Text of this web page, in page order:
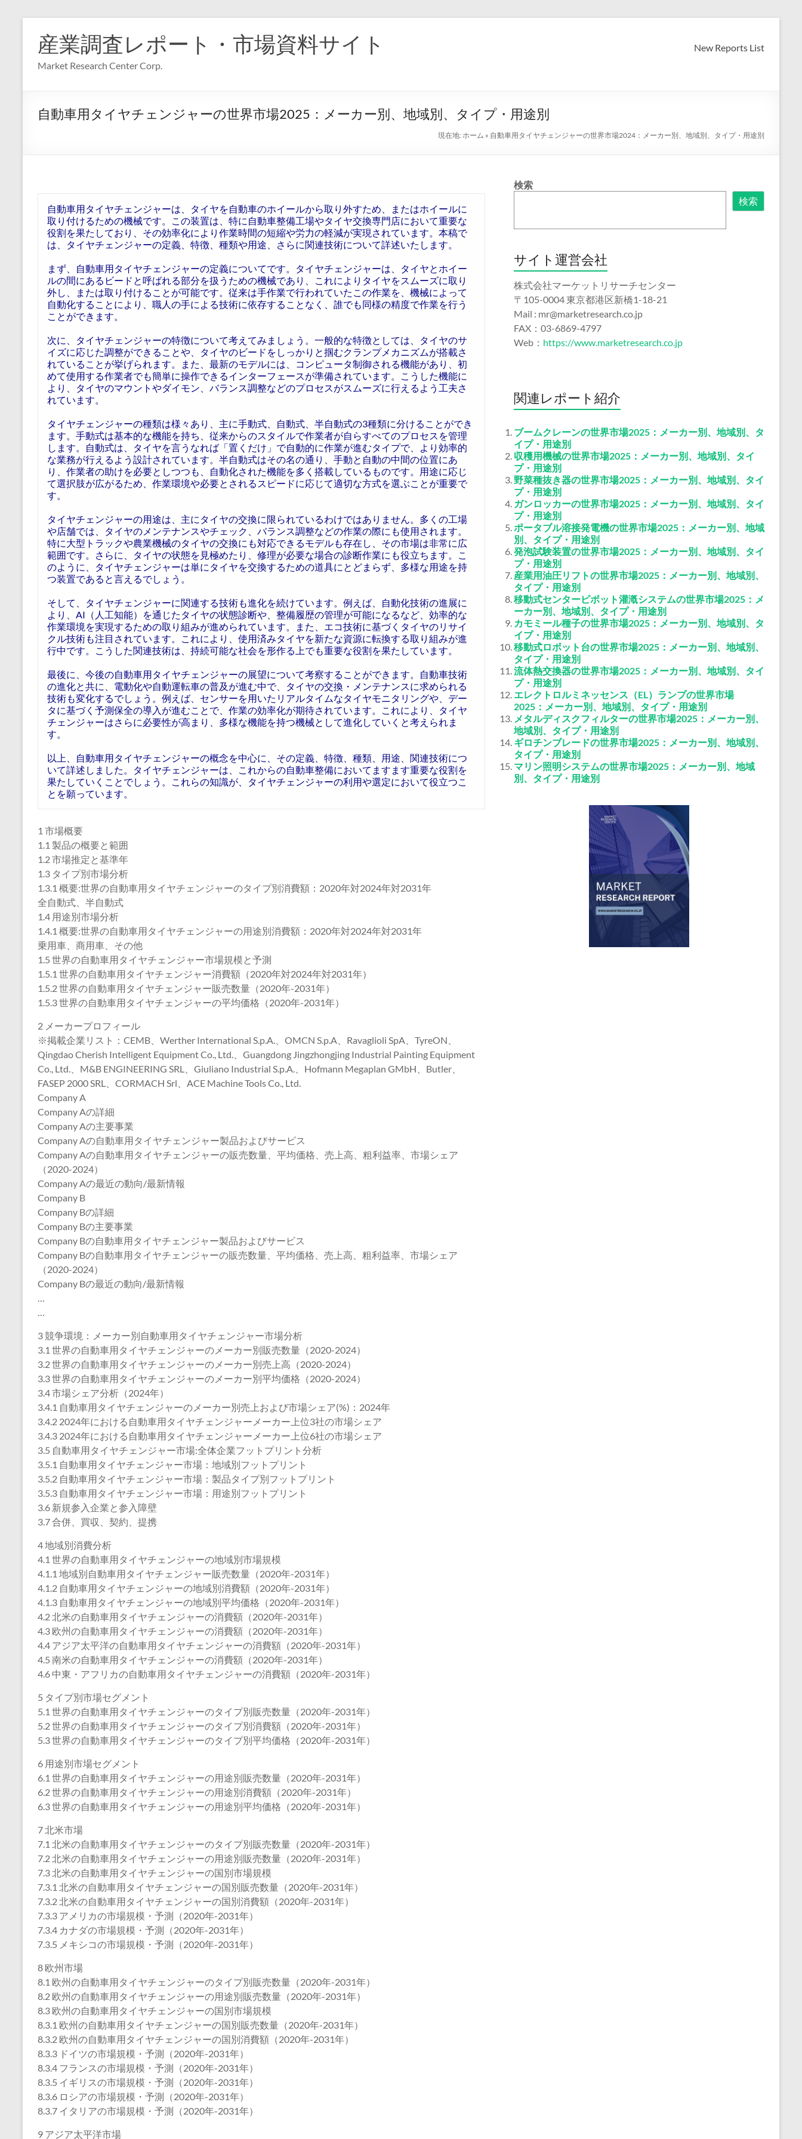
産業調査レポート・市場資料サイト
Market Research Center Corp.
New Reports List
自動車用タイヤチェンジャーの世界市場2025：メーカー別、地域別、タイプ・用途別
現在地: ホーム » 自動車用タイヤチェンジャーの世界市場2024：メーカー別、地域別、タイプ・用途別
自動車用タイヤチェンジャーは、タイヤを自動車のホイールから取り外すため、またはホイールに
取り付けるための機械です。この装置は、特に自動車整備工場やタイヤ交換専門店において重要な
役割を果たしており、その効率化により作業時間の短縮や労力の軽減が実現されています。本稿で
は、タイヤチェンジャーの定義、特徴、種類や用途、さらに関連技術について詳述いたします。
まず、自動車用タイヤチェンジャーの定義についてです。タイヤチェンジャーは、タイヤとホイー
ルの間にあるビードと呼ばれる部分を扱うための機械であり、これによりタイヤをスムーズに取り
外し、または取り付けることが可能です。従来は手作業で行われていたこの作業を、機械によって
自動化することにより、職人の手による技術に依存することなく、誰でも同様の精度で作業を行う
ことができます。
次に、タイヤチェンジャーの特徴について考えてみましょう。一般的な特徴としては、タイヤのサ
イズに応じた調整ができることや、タイヤのビードをしっかりと掴むクランプメカニズムが搭載さ
れていることが挙げられます。また、最新のモデルには、コンピュータ制御される機能があり、初
めて使用する作業者でも簡単に操作できるインターフェースが準備されています。こうした機能に
より、タイヤのマウントやダイモン、バランス調整などのプロセスがスムーズに行えるよう工夫さ
れています。
タイヤチェンジャーの種類は様々あり、主に手動式、自動式、半自動式の3種類に分けることができ
ます。手動式は基本的な機能を持ち、従来からのスタイルで作業者が自らすべてのプロセスを管理
します。自動式は、タイヤを言うなれば「置くだけ」で自動的に作業が進むタイプで、より効率的
な業務が行えるよう設計されています。半自動式はその名の通り、手動と自動の中間の位置にあ
り、作業者の助けを必要としつつも、自動化された機能を多く搭載しているものです。用途に応じ
て選択肢が広がるため、作業環境や必要とされるスピードに応じて適切な方式を選ぶことが重要で
す。
タイヤチェンジャーの用途は、主にタイヤの交換に限られているわけではありません。多くの工場
や店舗では、タイヤのメンテナンスやチェック、バランス調整などの作業の際にも使用されます。
特に大型トラックや農業機械のタイヤの交換にも対応できるモデルも存在し、その市場は非常に広
範囲です。さらに、タイヤの状態を見極めたり、修理が必要な場合の診断作業にも役立ちます。こ
のように、タイヤチェンジャーは単にタイヤを交換するための道具にとどまらず、多様な用途を持
つ装置であると言えるでしょう。
そして、タイヤチェンジャーに関連する技術も進化を続けています。例えば、自動化技術の進展に
より、AI（人工知能）を通じたタイヤの状態診断や、整備履歴の管理が可能になるなど、効率的な
作業環境を実現するための取り組みが進められています。また、エコ技術に基づくタイヤのリサイ
クル技術も注目されています。これにより、使用済みタイヤを新たな資源に転換する取り組みが進
行中です。こうした関連技術は、持続可能な社会を形作る上でも重要な役割を果たしています。
最後に、今後の自動車用タイヤチェンジャーの展望について考察することができます。自動車技術
の進化と共に、電動化や自動運転車の普及が進む中で、タイヤの交換・メンテナンスに求められる
技術も変化するでしょう。例えば、センサーを用いたリアルタイムなタイヤモニタリングや、デー
タに基づく予測保全の導入が進むことで、作業の効率化が期待されています。これにより、タイヤ
チェンジャーはさらに必要性が高まり、多様な機能を持つ機械として進化していくと考えられま
す。
以上、自動車用タイヤチェンジャーの概念を中心に、その定義、特徴、種類、用途、関連技術につ
いて詳述しました。タイヤチェンジャーは、これからの自動車整備においてますます重要な役割を
果たしていくことでしょう。これらの知識が、タイヤチェンジャーの利用や選定において役立つこ
とを願っています。
1 市場概要
1.1 製品の概要と範囲
1.2 市場推定と基準年
1.3 タイプ別市場分析
1.3.1 概要:世界の自動車用タイヤチェンジャーのタイプ別消費額：2020年対2024年対2031年
全自動式、半自動式
1.4 用途別市場分析
1.4.1 概要:世界の自動車用タイヤチェンジャーの用途別消費額：2020年対2024年対2031年
乗用車、商用車、その他
1.5 世界の自動車用タイヤチェンジャー市場規模と予測
1.5.1 世界の自動車用タイヤチェンジャー消費額（2020年対2024年対2031年）
1.5.2 世界の自動車用タイヤチェンジャー販売数量（2020年-2031年）
1.5.3 世界の自動車用タイヤチェンジャーの平均価格（2020年-2031年）
2 メーカープロフィール
※掲載企業リスト：CEMB、Werther International S.p.A.、OMCN S.p.A、Ravaglioli SpA、TyreON、
Qingdao Cherish Intelligent Equipment Co., Ltd.、Guangdong Jingzhongjing Industrial Painting Equipment
Co., Ltd.、M&B ENGINEERING SRL、Giuliano Industrial S.p.A.、Hofmann Megaplan GMbH、Butler、
FASEP 2000 SRL、CORMACH Srl、ACE Machine Tools Co., Ltd.
Company A
Company Aの詳細
Company Aの主要事業
Company Aの自動車用タイヤチェンジャー製品およびサービス
Company Aの自動車用タイヤチェンジャーの販売数量、平均価格、売上高、粗利益率、市場シェア
（2020-2024）
Company Aの最近の動向/最新情報
Company B
Company Bの詳細
Company Bの主要事業
Company Bの自動車用タイヤチェンジャー製品およびサービス
Company Bの自動車用タイヤチェンジャーの販売数量、平均価格、売上高、粗利益率、市場シェア
（2020-2024）
Company Bの最近の動向/最新情報
…
…
3 競争環境：メーカー別自動車用タイヤチェンジャー市場分析
3.1 世界の自動車用タイヤチェンジャーのメーカー別販売数量（2020-2024）
3.2 世界の自動車用タイヤチェンジャーのメーカー別売上高（2020-2024）
3.3 世界の自動車用タイヤチェンジャーのメーカー別平均価格（2020-2024）
3.4 市場シェア分析（2024年）
3.4.1 自動車用タイヤチェンジャーのメーカー別売上および市場シェア(%)：2024年
3.4.2 2024年における自動車用タイヤチェンジャーメーカー上位3社の市場シェア
3.4.3 2024年における自動車用タイヤチェンジャーメーカー上位6社の市場シェア
3.5 自動車用タイヤチェンジャー市場:全体企業フットプリント分析
3.5.1 自動車用タイヤチェンジャー市場：地域別フットプリント
3.5.2 自動車用タイヤチェンジャー市場：製品タイプ別フットプリント
3.5.3 自動車用タイヤチェンジャー市場：用途別フットプリント
3.6 新規参入企業と参入障壁
3.7 合併、買収、契約、提携
4 地域別消費分析
4.1 世界の自動車用タイヤチェンジャーの地域別市場規模
4.1.1 地域別自動車用タイヤチェンジャー販売数量（2020年-2031年）
4.1.2 自動車用タイヤチェンジャーの地域別消費額（2020年-2031年）
4.1.3 自動車用タイヤチェンジャーの地域別平均価格（2020年-2031年）
4.2 北米の自動車用タイヤチェンジャーの消費額（2020年-2031年）
4.3 欧州の自動車用タイヤチェンジャーの消費額（2020年-2031年）
4.4 アジア太平洋の自動車用タイヤチェンジャーの消費額（2020年-2031年）
4.5 南米の自動車用タイヤチェンジャーの消費額（2020年-2031年）
4.6 中東・アフリカの自動車用タイヤチェンジャーの消費額（2020年-2031年）
5 タイプ別市場セグメント
5.1 世界の自動車用タイヤチェンジャーのタイプ別販売数量（2020年-2031年）
5.2 世界の自動車用タイヤチェンジャーのタイプ別消費額（2020年-2031年）
5.3 世界の自動車用タイヤチェンジャーのタイプ別平均価格（2020年-2031年）
6 用途別市場セグメント
6.1 世界の自動車用タイヤチェンジャーの用途別販売数量（2020年-2031年）
6.2 世界の自動車用タイヤチェンジャーの用途別消費額（2020年-2031年）
6.3 世界の自動車用タイヤチェンジャーの用途別平均価格（2020年-2031年）
7 北米市場
7.1 北米の自動車用タイヤチェンジャーのタイプ別販売数量（2020年-2031年）
7.2 北米の自動車用タイヤチェンジャーの用途別販売数量（2020年-2031年）
7.3 北米の自動車用タイヤチェンジャーの国別市場規模
7.3.1 北米の自動車用タイヤチェンジャーの国別販売数量（2020年-2031年）
7.3.2 北米の自動車用タイヤチェンジャーの国別消費額（2020年-2031年）
7.3.3 アメリカの市場規模・予測（2020年-2031年）
7.3.4 カナダの市場規模・予測（2020年-2031年）
7.3.5 メキシコの市場規模・予測（2020年-2031年）
8 欧州市場
8.1 欧州の自動車用タイヤチェンジャーのタイプ別販売数量（2020年-2031年）
8.2 欧州の自動車用タイヤチェンジャーの用途別販売数量（2020年-2031年）
8.3 欧州の自動車用タイヤチェンジャーの国別市場規模
8.3.1 欧州の自動車用タイヤチェンジャーの国別販売数量（2020年-2031年）
8.3.2 欧州の自動車用タイヤチェンジャーの国別消費額（2020年-2031年）
8.3.3 ドイツの市場規模・予測（2020年-2031年）
8.3.4 フランスの市場規模・予測（2020年-2031年）
8.3.5 イギリスの市場規模・予測（2020年-2031年）
8.3.6 ロシアの市場規模・予測（2020年-2031年）
8.3.7 イタリアの市場規模・予測（2020年-2031年）
9 アジア太平洋市場
検索
検索
サイト運営会社
株式会社マーケットリサーチセンター
〒105-0004 東京都港区新橋1-18-21
Mail : mr@marketresearch.co.jp
FAX：03-6869-4797
Web： https://www.marketresearch.co.jp
関連レポート紹介
ブームクレーンの世界市場2025：メーカー別、地域別、タ
イプ・用途別
収穫用機械の世界市場2025：メーカー別、地域別、タイ
プ・用途別
野菜種抜き器の世界市場2025：メーカー別、地域別、タイ
プ・用途別
ガンロッカーの世界市場2025：メーカー別、地域別、タイ
プ・用途別
ポータブル溶接発電機の世界市場2025：メーカー別、地域
別、タイプ・用途別
発泡試験装置の世界市場2025：メーカー別、地域別、タイ
プ・用途別
産業用油圧リフトの世界市場2025：メーカー別、地域別、
タイプ・用途別
移動式センターピボット灌漑システムの世界市場2025：メ
ーカー別、地域別、タイプ・用途別
カモミール種子の世界市場2025：メーカー別、地域別、タ
イプ・用途別
移動式ロボット台の世界市場2025：メーカー別、地域別、
タイプ・用途別
流体熱交換器の世界市場2025：メーカー別、地域別、タイ
プ・用途別
エレクトロルミネッセンス（EL）ランプの世界市場
2025：メーカー別、地域別、タイプ・用途別
メタルディスクフィルターの世界市場2025：メーカー別、
地域別、タイプ・用途別
ギロチンブレードの世界市場2025：メーカー別、地域別、
タイプ・用途別
マリン照明システムの世界市場2025：メーカー別、地域
別、タイプ・用途別